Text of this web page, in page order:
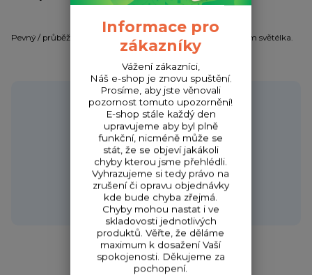
Pevný / průběžný splávek na dravce s možností vložení 4,5 mm světélka.
Potřebujete poradit?
Zákaznická podpora HONZA
+420 720 256 434
(Po-Čt 9-17 hod.,Pá 9-18 hod.)
obchod@fishcom.cz
Informace pro
zákazníky
Vážení zákazníci,
Náš e-shop je znovu spuštění.
Prosíme, aby jste věnovali
pozornost tomuto upozornění!
E-shop stále každý den
upravujeme aby byl plně
funkční, nicméně může se
stát, že se objeví jakákoli
chyby kterou jsme přehlédli.
Vyhrazujeme si tedy právo na
zrušení či opravu objednávky
kde bude chyba zřejmá.
Chyby mohou nastat i ve
skladovosti jednotlivých
produktů. Věřte, že děláme
maximum k dosažení Vaší
spokojenosti. Děkujeme za
pochopení.